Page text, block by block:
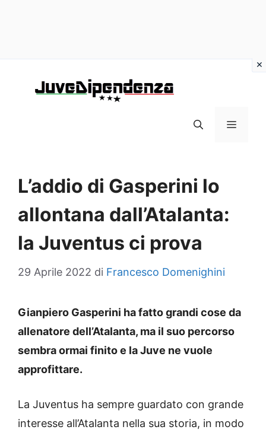
MENU
L’addio di Gasperini lo
allontana dall’Atalanta:
la Juventus ci prova
29 Aprile 2022 di Francesco Domenighini
Gianpiero Gasperini ha fatto grandi cose da
allenatore dell’Atalanta, ma il suo percorso
sembra ormai finito e la Juve ne vuole
approfittare.
La Juventus ha sempre guardato con grande
interesse all’Atalanta nella sua storia, in modo